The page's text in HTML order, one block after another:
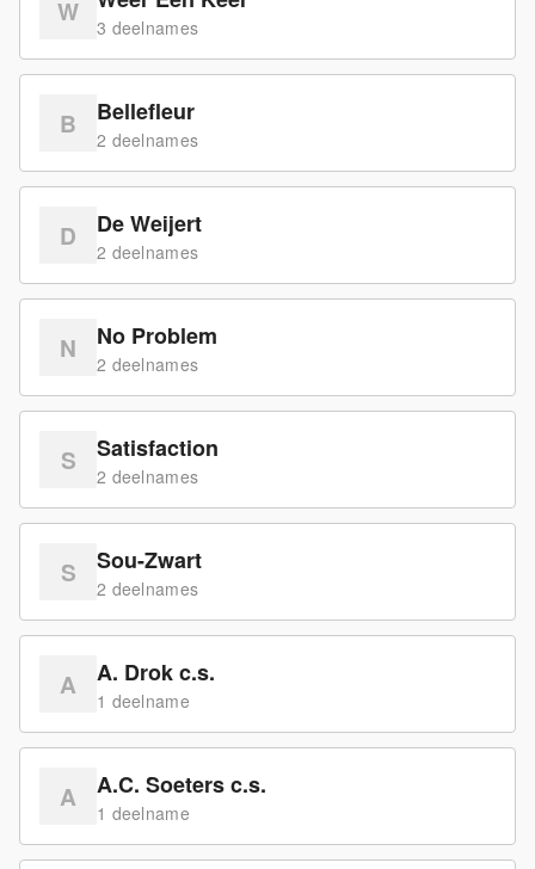
W 3 deelnames
B Bellefleur
2 deelnames
D De Weijert
2 deelnames
N No Problem
2 deelnames
S Satisfaction
2 deelnames
S Sou-Zwart
2 deelnames
A A. Drok c.s.
1 deelname
A A.C. Soeters c.s.
1 deelname